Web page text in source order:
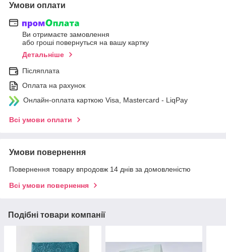
Умови оплати
Ви отримаєте замовлення
або гроші повернуться на вашу картку
Детальніше
Післяплата
Оплата на рахунок
Онлайн-оплата карткою Visa, Mastercard - LiqPay
Всі умови оплати
Умови повернення
Повернення товару впродовж 14 днів за домовленістю
Всі умови повернення
Подібні товари компанії